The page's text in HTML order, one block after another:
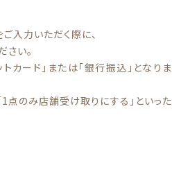
入力いただく際に、
い。
カード」または「銀行振込」となりま
点のみ店舗受け取りにする」といった